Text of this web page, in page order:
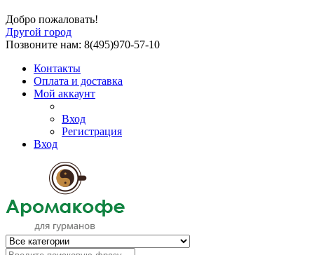
Добро пожаловать!
Другой город
Позвоните нам: 8(495)970-57-10
Контакты
Оплата и доставка
Мой аккаунт
Вход
Регистрация
Вход